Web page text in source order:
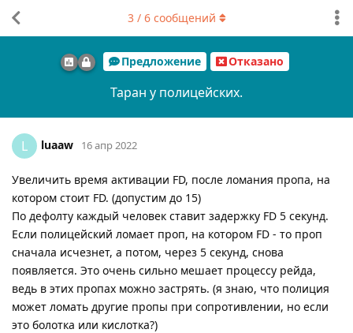
Предложение Отказано
Таран у полицейских.
3/ 6сообщений
L luaaw 16 апр 2022
Увеличить время активации FD, после ломания пропа, на
котором стоит FD. (допустим до 15)
По дефолту каждый человек ставит задержку FD 5 секунд.
Если полицейский ломает проп, на котором FD - то проп
сначала исчезнет, а потом, через 5 секунд, снова
появляется. Это очень сильно мешает процессу рейда,
ведь в этих пропах можно застрять. (я знаю, что полиция
может ломать другие пропы при сопротивлении, но если
это болотка или кислотка?)